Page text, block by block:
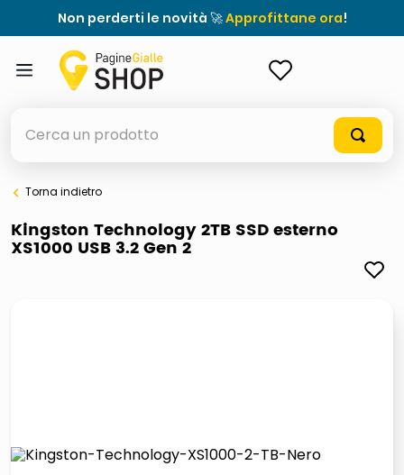
Non perderti le novità 🚀Approfittane ora!
elenchi telefonici
meme
Torna indietro
Kingston Technology 2TB SSD esterno
XS1000 USB 3.2 Gen 2